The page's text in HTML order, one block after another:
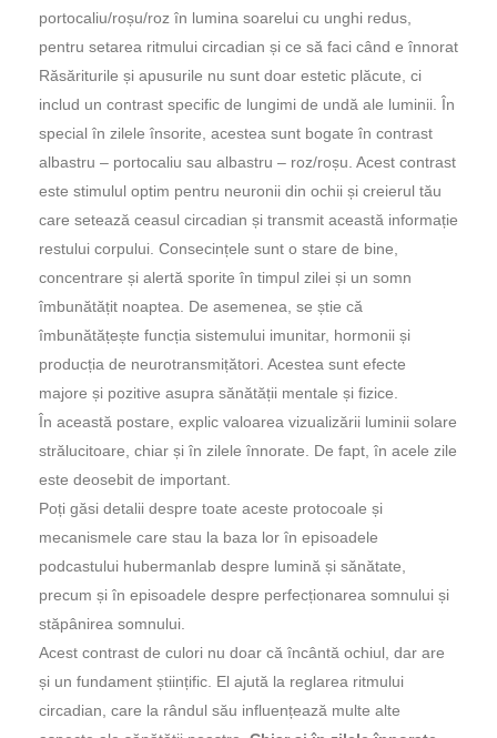
portocaliu/roșu/roz în lumina soarelui cu unghi redus,
pentru setarea ritmului circadian și ce să faci când e înnorat
Răsăriturile și apusurile nu sunt doar estetic plăcute, ci
includ un contrast specific de lungimi de undă ale luminii. În
special în zilele însorite, acestea sunt bogate în contrast
albastru – portocaliu sau albastru – roz/roșu. Acest contrast
este stimulul optim pentru neuronii din ochii și creierul tău
care setează ceasul circadian și transmit această informație
restului corpului. Consecințele sunt o stare de bine,
concentrare și alertă sporite în timpul zilei și un somn
îmbunătățit noaptea. De asemenea, se știe că
îmbunătățește funcția sistemului imunitar, hormonii și
producția de neurotransmițători. Acestea sunt efecte
majore și pozitive asupra sănătății mentale și fizice.
În această postare, explic valoarea vizualizării luminii solare
strălucitoare, chiar și în zilele înnorate. De fapt, în acele zile
este deosebit de important.
Poți găsi detalii despre toate aceste protocoale și
mecanismele care stau la baza lor în episoadele
podcastului hubermanlab despre lumină și sănătate,
precum și în episoadele despre perfecționarea somnului și
stăpânirea somnului.
Acest contrast de culori nu doar că încântă ochiul, dar are
și un fundament științific. El ajută la reglarea ritmului
circadian, care la rândul său influențează multe alte